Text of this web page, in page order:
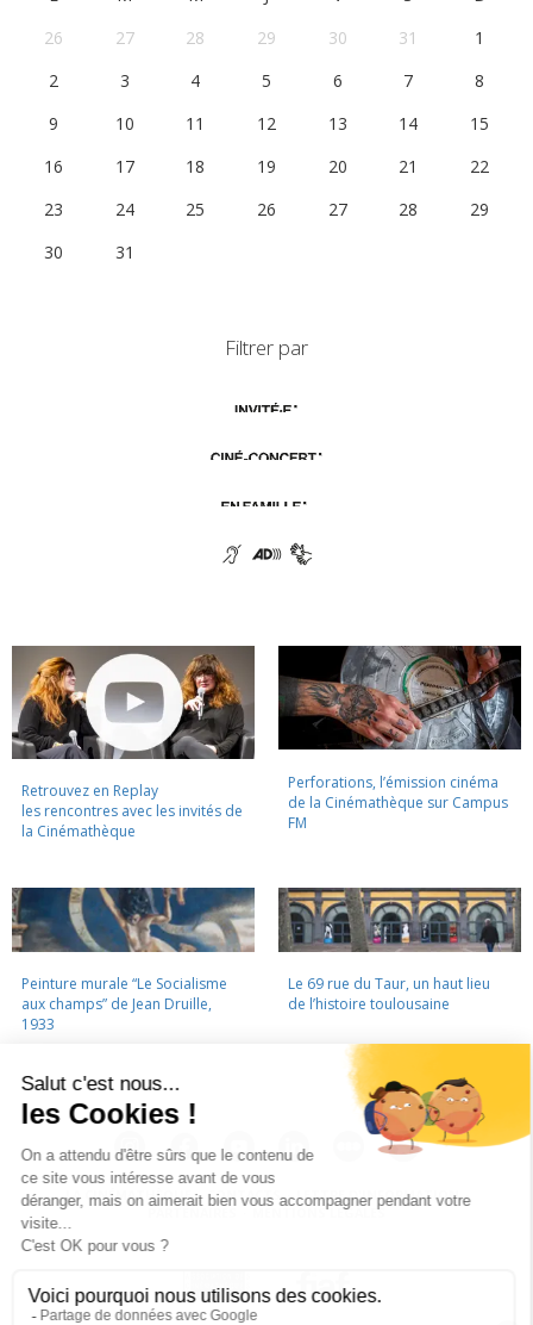
26
27 28 29 30 31
1
2
3 4 5 6 7
8
9
10 11 12 13 14
15
16
17 18 19 20 21
22
23
24 25 26 27 28
29
30
31
Filtrer par
Retrouvez en Replay
les rencontres avec les invités de
la Cinémathèque
Perforations, l’émission cinéma
de la Cinémathèque sur Campus
FM
Peinture murale “Le Socialisme
aux champs” de Jean Druille,
1933
Le 69 rue du Taur, un haut lieu
de l’histoire toulousaine
LA CINÉMATHÈQUE · CONTACTS · LETTRE D'INFORMATION ·
PARTENAIRES · MENTIONS LÉGALES